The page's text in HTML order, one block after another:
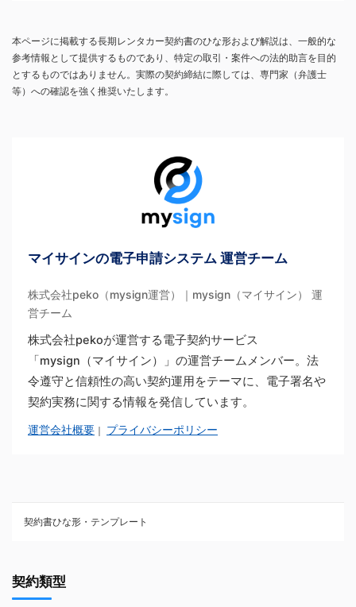
本ページに掲載する長期レンタカー契約書のひな形および解説は、一般的な
参考情報として提供するものであり、特定の取引・案件への法的助言を目的
とするものではありません。実際の契約締結に際しては、専門家（弁護士
等）への確認を強く推奨いたします。
マイサインの電子申請システム 運営チーム
株式会社peko（mysign運営）｜mysign（マイサイン） 運
営チーム
株式会社pekoが運営する電子契約サービス
「mysign（マイサイン）」の運営チームメンバー。法
令遵守と信頼性の高い契約運用をテーマに、電子署名や
契約実務に関する情報を発信しています。
運営会社概要 ｜ プライバシーポリシー
契約書ひな形・テンプレート
NDA（秘密保持契約）
契約類型